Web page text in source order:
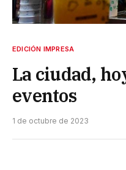
EDICIÓN IMPRESA
La ciudad,
eventos
1 de octubre de 2023